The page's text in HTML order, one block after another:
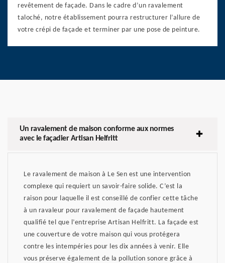
revêtement de façade. Dans le cadre d’un ravalement
taloché, notre établissement pourra restructurer l’allure de
votre crépi de façade et terminer par une pose de peinture.
Un ravalement de maison conforme aux normes
avec le façadier Artisan Helfritt
Le ravalement de maison à Le Sen est une intervention
complexe qui requiert un savoir-faire solide. C’est la
raison pour laquelle il est conseillé de confier cette tâche
à un ravaleur pour ravalement de façade hautement
qualifié tel que l’entreprise Artisan Helfritt. La façade est
une couverture de votre maison qui vous protégera
contre les intempéries pour les dix années à venir. Elle
vous préserve également de la pollution sonore grâce à